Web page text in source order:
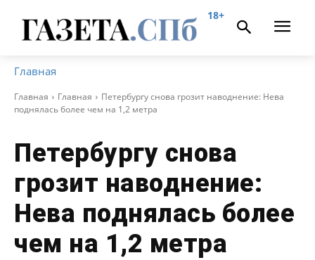
18+
Главная
Главная Главная
Петербургу снова грозит наводнение: Нева
поднялась более чем на 1,2 метра
Петербургу снова
грозит наводнение:
Нева поднялась более
чем на 1,2 метра